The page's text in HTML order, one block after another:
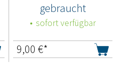
gebraucht
sofort verfügbar
9,00 €*